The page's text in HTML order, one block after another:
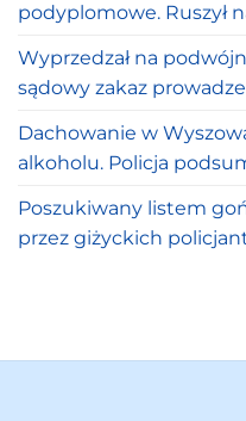
podyplomowe. Ruszył
Wyprzedzał na
sądowy zakaz
Dachowanie w
alkoholu. Policja
Poszukiwany listem
przez giżyckich